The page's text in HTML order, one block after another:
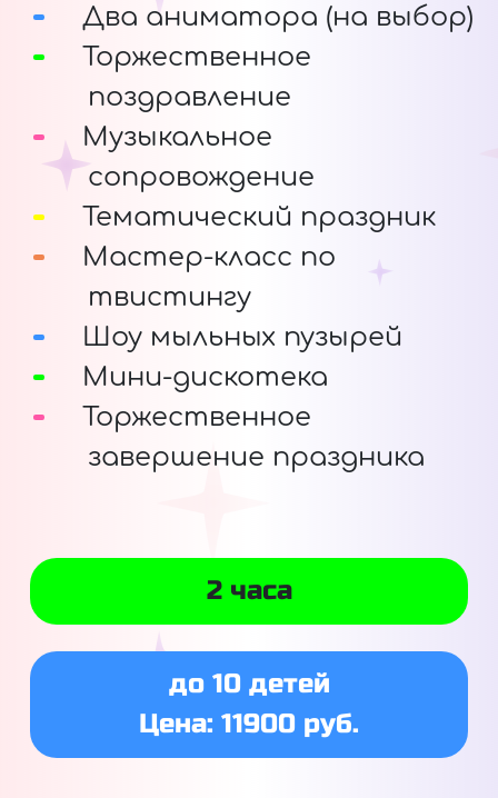
Два аниматора (на выбор)
Торжественное
поздравление
Музыкальное
сопровождение
Тематический праздник
Мастер-класс по
твистингу
Шоу мыльных пузырей
Мини-дискотека
Торжественное
завершение праздника
2 часа
до 10 детей
Цена: 11900 руб.